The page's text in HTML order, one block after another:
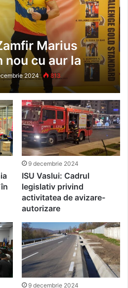
Marius
nou cu aur la
de Fitness
2024 813
9 decembrie 2024
ISU Vaslui: Cadrul
legislativ privind
activitatea de avizare-
autorizare
9 decembrie 2024